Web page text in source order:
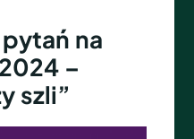
na
–
szli”